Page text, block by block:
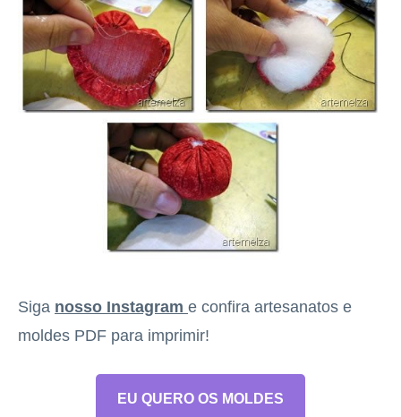
Siga nosso Instagram e confira artesanatos e
moldes PDF para imprimir!
EU QUERO OS MOLDES